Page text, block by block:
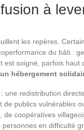
à
les repères.
du bâti :
est soigné, parfois haut
hébergement
une redistribution
publics vulnérables
coopératives
en difficulté